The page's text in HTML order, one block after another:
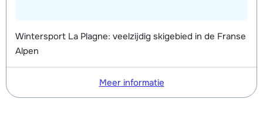
Wintersport La Plagne: veelzijdig skigebied in de Franse
Alpen
Meer informatie